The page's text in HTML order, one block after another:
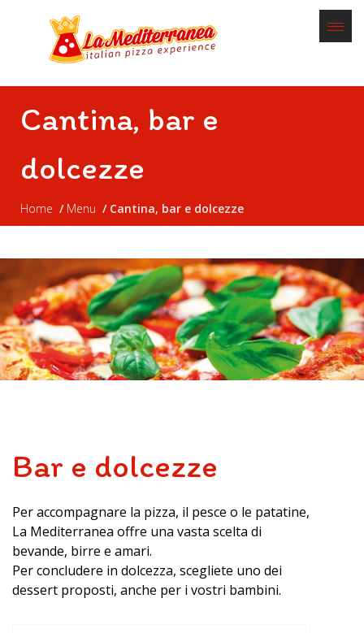
Cantina, bar e
dolcezze
Home Menu Cantina, bar e dolcezze
Bar e dolcezze
Per accompagnare la pizza, il pesce o le patatine,
La Mediterranea offre una vasta scelta di
bevande, birre e amari.
Per concludere in dolcezza, scegliete uno dei
dessert proposti, anche per i vostri bambini.